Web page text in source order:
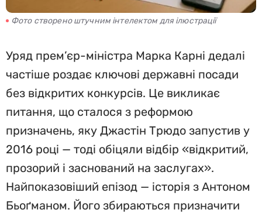
Фото створено штучним інтелектом для ілюстрації
Уряд прем’єр-міністра Марка Карні дедалі
частіше роздає ключові державні посади
без відкритих конкурсів. Це викликає
питання, що сталося з реформою
призначень, яку Джастін Трюдо запустив у
2016 році — тоді обіцяли відбір «відкритий,
прозорий і заснований на заслугах».
Найпоказовіший епізод — історія з Антоном
Бьоґманом. Його збираються призначити